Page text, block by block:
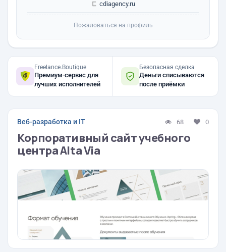
cdiagency.ru
Пожаловаться на профиль
Freelance.Boutique
Премиум-сервис для
лучших исполнителей
Безопасная сделка
Деньги списываются
после приёмки
Веб-разработка и IT 68 0
Корпоративный сайт учебного
центра Alta Via